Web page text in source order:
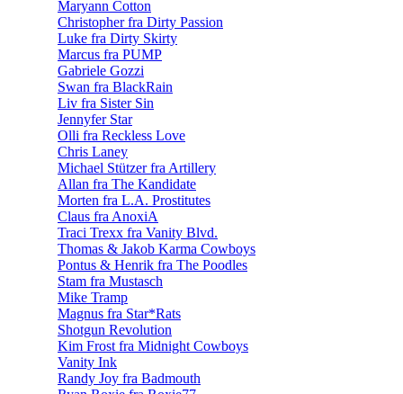
Maryann Cotton
Christopher fra Dirty Passion
Luke fra Dirty Skirty
Marcus fra PUMP
Gabriele Gozzi
Swan fra BlackRain
Liv fra Sister Sin
Jennyfer Star
Olli fra Reckless Love
Chris Laney
Michael Stützer fra Artillery
Allan fra The Kandidate
Morten fra L.A. Prostitutes
Claus fra AnoxiA
Traci Trexx fra Vanity Blvd.
Thomas & Jakob Karma Cowboys
Pontus & Henrik fra The Poodles
Stam fra Mustasch
Mike Tramp
Magnus fra Star*Rats
Shotgun Revolution
Kim Frost fra Midnight Cowboys
Vanity Ink
Randy Joy fra Badmouth